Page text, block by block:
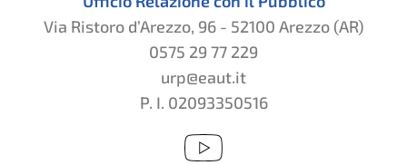
Via Ristoro d’Arezzo, 96 - 52100 Arezzo (AR)
0575 29 77 229
urp@eaut.it
P. I. 02093350516